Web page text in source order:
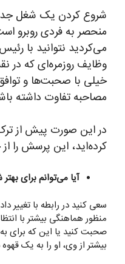
شروع کردن یک شغل
منحصر به فردی روبرو
می‌کردید نتوانید با
وظایف روزمره‌ای که در
خیلی با صحبت‌ها و
مصاحبه تفاوت داشته
در این صورت پیش از
کرده‌اید، این پرسش را
آیا می‌توانم برای
سعی کنید در رابطه با
منظور هماهنگی بیشتر با
صحبت کنید یا این که برای
بیشتر از وی، او را به یک